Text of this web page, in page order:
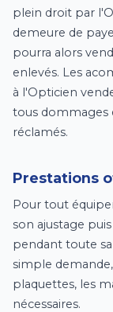
plein droit par
demeure de
pourra alors
enlevés. Les
à l'Opticien
tous dommages
réclamés.
Prestations
Pour tout
son ajustage
pendant toute
simple
plaquettes, les
nécessaires.